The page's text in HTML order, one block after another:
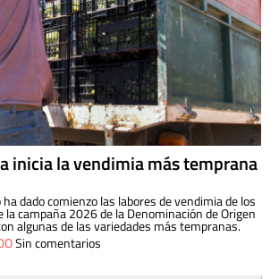
inicia la vendimia más temprana
dado comienzo las labores de vendimia de los
la campaña 2026 de la Denominación de Origen
algunas de las variedades más tempranas.
Sin comentarios